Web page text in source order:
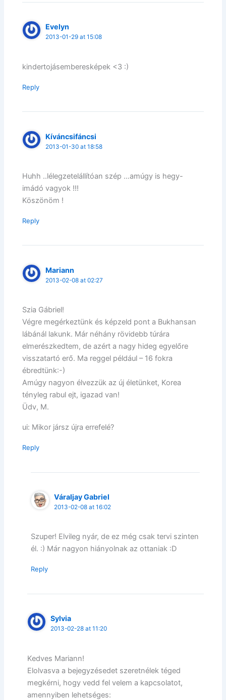
Evelyn
2013-01-29 at 15:08
kindertojásemberesképek <3 :)
Reply
Kíváncsifáncsi
2013-01-30 at 18:58
Huhh ..lélegzetelállítóan szép …amúgy is hegy-
imádó vagyok !!!
Köszönöm !
Reply
Mariann
2013-02-08 at 02:27
Szia Gábriel!
Végre megérkeztünk és képzeld pont a Bukhansan
lábánál lakunk. Már néhány rövidebb túrára
elmerészkedtem, de azért a nagy hideg egyelőre
visszatartó erő. Ma reggel például – 16 fokra
ébredtünk:-)
Amúgy nagyon élvezzük az új életünket, Korea
tényleg rabul ejt, igazad van!
Üdv, M.
ui: Mikor jársz újra errefelé?
Reply
Váraljay Gabriel
2013-02-08 at 16:02
Szuper! Elvileg nyár, de ez még csak tervi szinten
él. :) Már nagyon hiányolnak az ottaniak :D
Reply
Sylvia
2013-02-28 at 11:20
Kedves Mariann!
Elolvasva a bejegyzésedet szeretnélek téged
megkérni, hogy vedd fel velem a kapcsolatot,
amennyiben lehetséges: